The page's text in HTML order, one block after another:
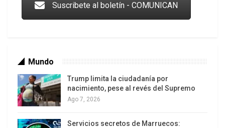
Suscribete al boletín - COMUNICAN
Mundo
Trump limita la ciudadanía por
nacimiento, pese al revés del Supremo
Ago 7, 2026
Servicios secretos de Marruecos: